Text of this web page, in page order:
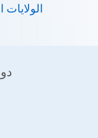
الولايات